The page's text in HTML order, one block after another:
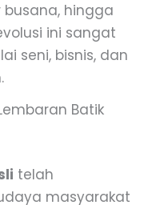
hingga
ini sangat
seni, bisnis, dan
Batik
telah
masyarakat